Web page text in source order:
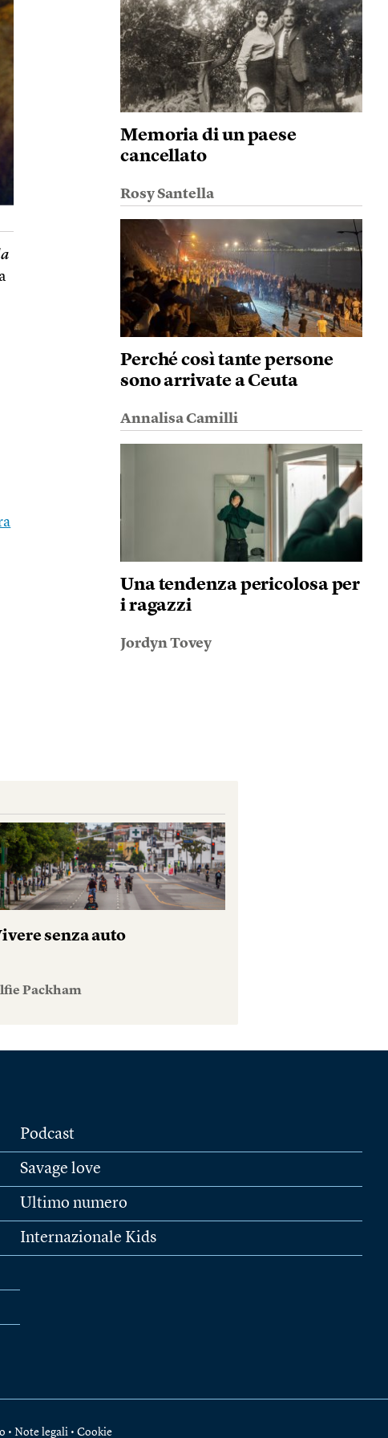
Memoria di un paese
cancellato
Rosy Santella
Perché così tante persone
sono arrivate a Ceuta
Annalisa Camilli
Una tendenza pericolosa per
i ragazzi
Jordyn Tovey
senza auto
Packham
Podcast
Savage love
Ultimo numero
Internazionale Kids
• Note legali • Cookie